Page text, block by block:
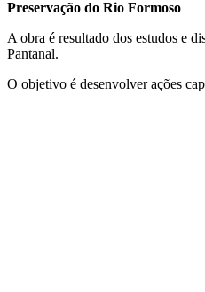
Preservação do Rio Formoso
A obra é resultado dos estudos e
Pantanal.
O objetivo é desenvolver ações